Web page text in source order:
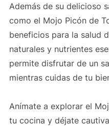
Además de su delicioso
como el Mojo Picón de
beneficios para la salud
naturales y nutrientes
permite disfrutar de un
mientras cuidas de tu
Anímate a explorar el
tu cocina y déjate